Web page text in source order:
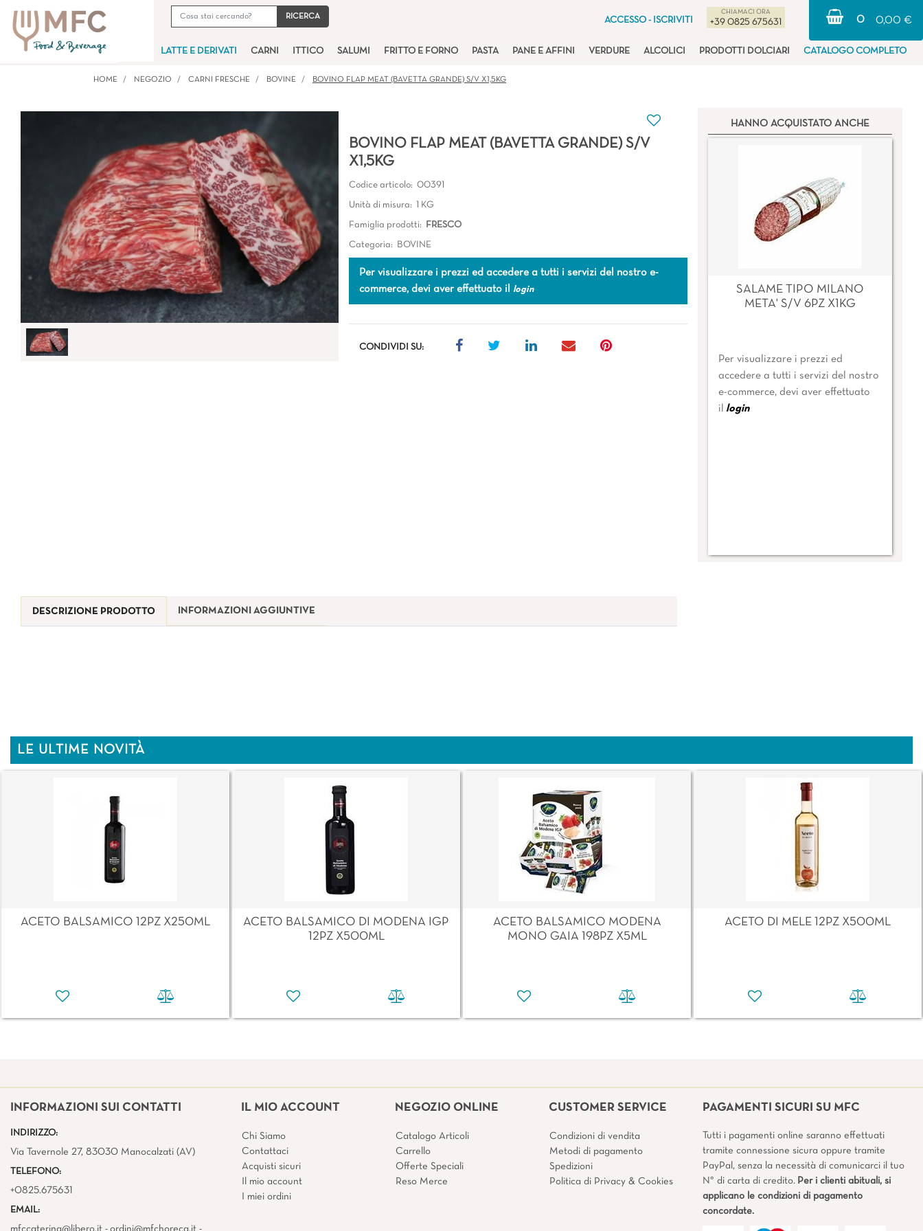
ACCESSO - ISCRIVITI
CHIAMACI ORA
+39 0825 675631 0 0,00 €
LATTE E DERIVATI CARNI ITTICO SALUMI FRITTO E FORNO PASTA PANE E AFFINI VERDURE ALCOLICI PRODOTTI DOLCIARI CATALOGO COMPLETO
HOME NEGOZIO CARNI FRESCHE BOVINE BOVINO FLAP MEAT (BAVETTA GRANDE) S/V X1,5KG
BOVINO FLAP MEAT (BAVETTA GRANDE) S/V
X1,5KG
Codice articolo: 00391
Unità di misura: 1 KG
Famiglia prodotti: FRESCO
Categoria: BOVINE
Per visualizzare i prezzi ed accedere a tutti i servizi del nostro e-
commerce, devi aver effettuato il login
CONDIVIDI SU:
HANNO ACQUISTATO ANCHE
SALAME TIPO MILANO
META' S/V 6PZ X1KG
Per visualizzare i prezzi ed
accedere a tutti i servizi del nostro
e-commerce, devi aver effettuato
il
login
DESCRIZIONE PRODOTTO INFORMAZIONI AGGIUNTIVE
LE ULTIME NOVITÀ
ACETO BALSAMICO 12PZ X250ML
ACETO BALSAMICO DI MODENA IGP
12PZ X500ML
ACETO BALSAMICO MODENA
MONO GAIA 198PZ X5ML
ACETO DI MELE 12PZ X500ML
INFORMAZIONI SUI CONTATTI
INDIRIZZO:
Via Tavernole 27, 83030 Manocalzati (AV)
TELEFONO:
+0825.675631
EMAIL:
mfccatering@libero.it - ordini@mfchoreca.it -
IL MIO ACCOUNT
Chi Siamo
Contattaci
Acquisti sicuri
Il mio account
I miei ordini
NEGOZIO ONLINE
Catalogo Articoli
Carrello
Offerte Speciali
Reso Merce
CUSTOMER SERVICE
Condizioni di vendita
Metodi di pagamento
Spedizioni
Politica di Privacy & Cookies
PAGAMENTI SICURI SU MFC
Tutti i pagamenti online saranno effettuati
tramite connessione sicura oppure tramite
PayPal, senza la necessità di comunicarci il tuo
N° di carta di credito. Per i clienti abituali, si
applicano le condizioni di pagamento
concordate.